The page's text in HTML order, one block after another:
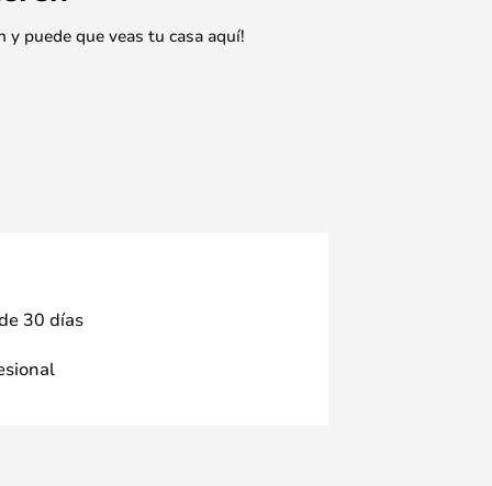
puede que veas tu casa aquí!
30 días